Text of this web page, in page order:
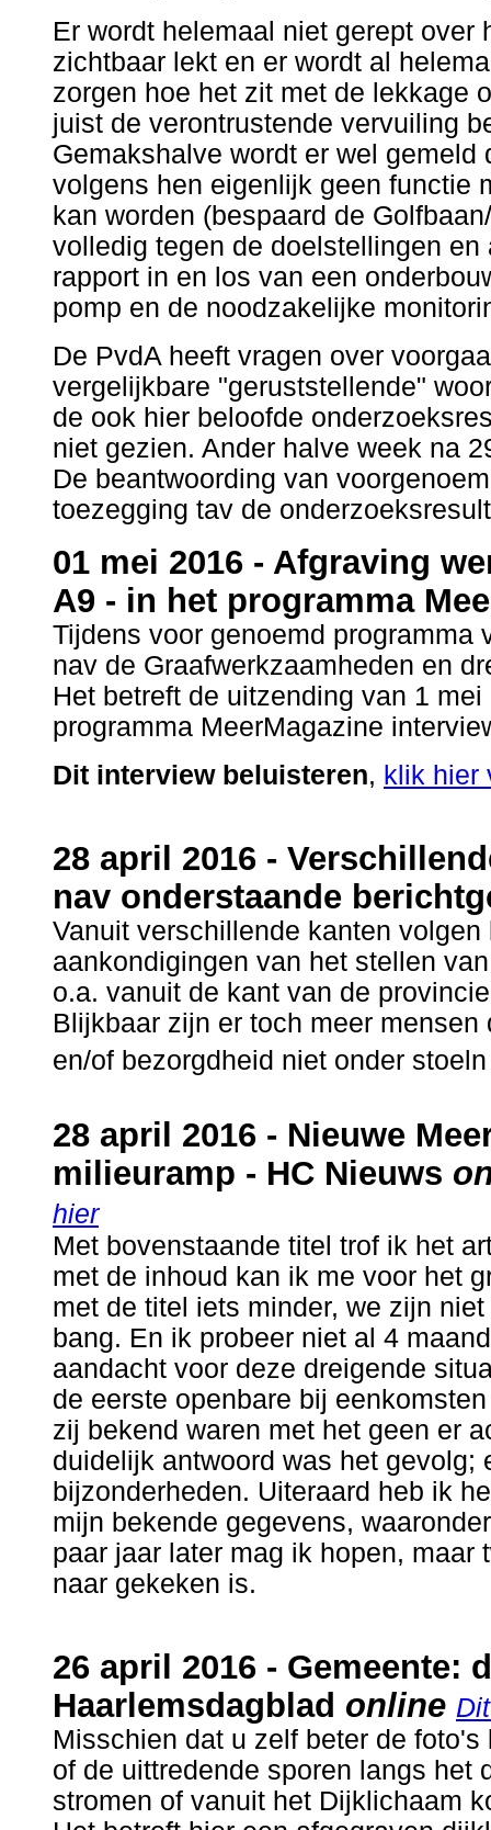
Er wordt helemaal niet gerept over
zichtbaar lekt en er wordt al
zorgen hoe het zit met de lekkage
juist de verontrustende vervuiling
Gemakshalve wordt er wel gemeld
volgens hen eigenlijk geen functie
kan worden (bespaard de
volledig tegen de doelstellingen
rapport in en los van een
pomp en de noodzakelijke
De PvdA heeft vragen over
vergelijkbare "geruststellende"
de ook hier beloofde
niet gezien. Ander halve week na
De beantwoording van
toezegging tav de
01 mei 2016 - Afgraving
A9 - in het programma
Tijdens voor genoemd programma
nav de Graafwerkzaamheden en
Het betreft de uitzending van 1
programma MeerMagazine
Dit interview beluisteren, klik hier
28 april 2016 -
nav onderstaande
Vanuit verschillende kanten
aankondigingen van het stellen
o.a. vanuit de kant van de
Blijkbaar zijn er toch meer
en/of bezorgdheid niet onder
28 april 2016 - Nieuwe
milieuramp - HC Nieuws
hier
Met bovenstaande titel trof ik het
met de inhoud kan ik me voor het
met de titel iets minder, we zijn niet
bang. En ik probeer niet al 4
aandacht voor deze dreigende
de eerste openbare bij
zij bekend waren met het geen er
duidelijk antwoord was het gevolg;
bijzonderheden. Uiteraard heb ik
mijn bekende gegevens,
paar jaar later mag ik hopen, maar
naar gekeken is.
26 april 2016 - Gemeente:
Haarlemsdagblad online
Misschien dat u zelf beter de
of de uittredende sporen langs het
stromen of vanuit het Dijklichaam